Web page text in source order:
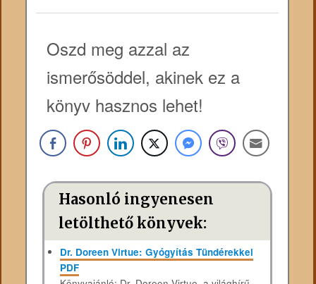
Oszd meg azzal az
ismerősöddel, akinek ez a
könyv hasznos lehet!
Hasonló ingyenesen
letölthető könyvek:
Dr. Doreen Virtue: Gyógyítás Tündérekkel
PDF